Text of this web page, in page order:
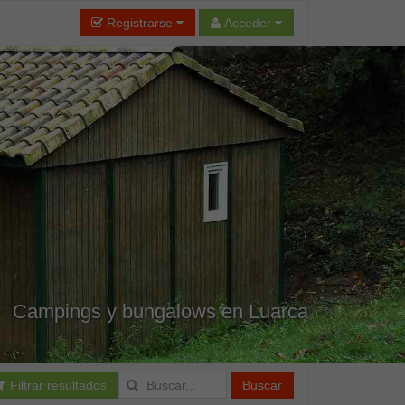
Registrarse Acceder
Campings y bungalows en Luarca
Filtrar resultados Buscar